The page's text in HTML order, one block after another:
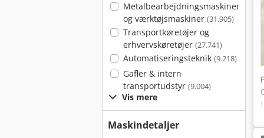
Metalbearbejdningsmaskiner
og værktøjsmaskiner (31.905)
Transportkøretøjer og
erhvervskøretøjer (27.741)
Automatiseringsteknik (9.218)
Gafler & intern
transportudstyr (9.004)
Vis mere
Maskindetaljer